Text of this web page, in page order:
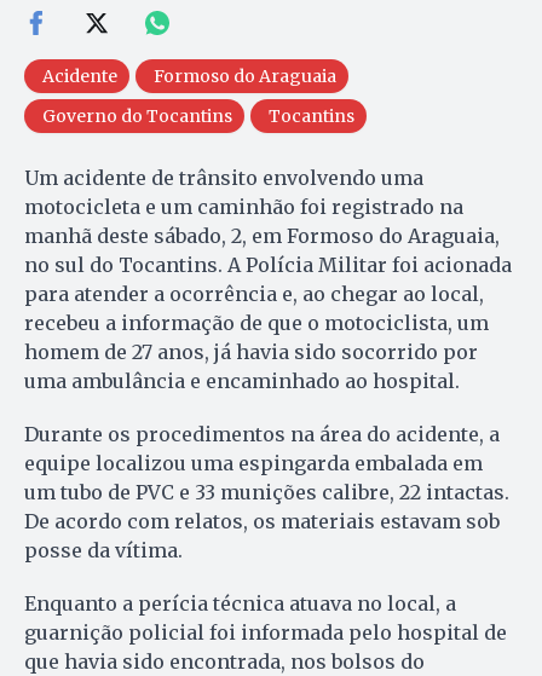
Acidente
Formoso do Araguaia
Governo do Tocantins
Tocantins
Um acidente de trânsito envolvendo uma
motocicleta e um caminhão foi registrado na
manhã deste sábado, 2, em Formoso do Araguaia,
no sul do Tocantins. A Polícia Militar foi acionada
para atender a ocorrência e, ao chegar ao local,
recebeu a informação de que o motociclista, um
homem de 27 anos, já havia sido socorrido por
uma ambulância e encaminhado ao hospital.
Durante os procedimentos na área do acidente, a
equipe localizou uma espingarda embalada em
um tubo de PVC e 33 munições calibre, 22 intactas.
De acordo com relatos, os materiais estavam sob
posse da vítima.
Enquanto a perícia técnica atuava no local, a
guarnição policial foi informada pelo hospital de
que havia sido encontrada, nos bolsos do